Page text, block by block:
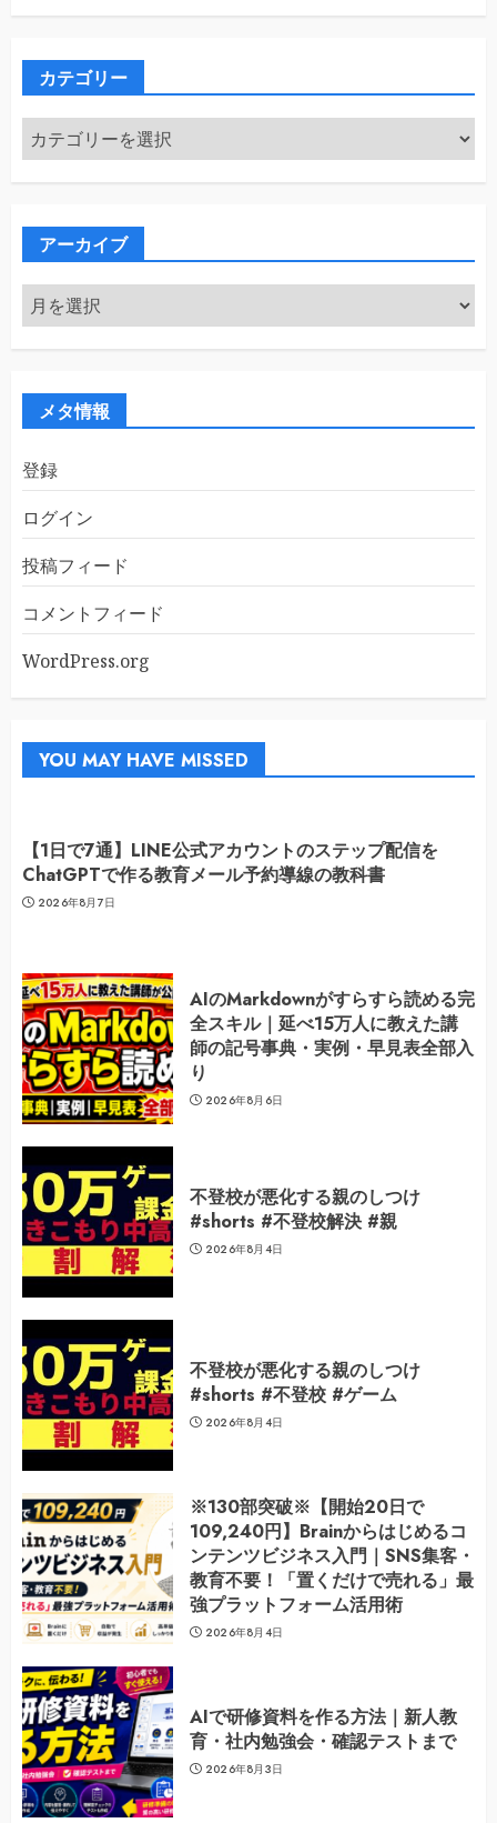
カテゴリー
カ
テ
ゴ
アーカイブ
ア
ー
カ
メタ情報
登録
ログイン
投稿フィード
コメントフィード
WordPress.org
YOU MAY HAVE MISSED
【1日で7通】LINE公式アカウントのステップ配信を
ChatGPTで作る教育メール予約導線の教科書
2026年8月7日
AIのMarkdownがすらすら読める完
全スキル｜延べ15万人に教えた講
師の記号事典・実例・早見表全部入
り
2026年8月6日
不登校が悪化する親のしつけ
#shorts #不登校解決 #親
2026年8月4日
不登校が悪化する親のしつけ
#shorts #不登校 #ゲーム
2026年8月4日
※130部突破※【開始20日で
109,240円】Brainからはじめるコ
ンテンツビジネス入門｜SNS集客・
教育不要！「置くだけで売れる」最
強プラットフォーム活用術
2026年8月4日
AIで研修資料を作る方法｜新人教
育・社内勉強会・確認テストまで
2026年8月3日